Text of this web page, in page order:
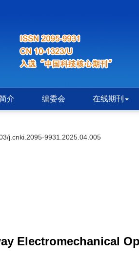
介 编委会 在线期刊
j.cnki.2095-9931.2025.04.005
Electromechanical